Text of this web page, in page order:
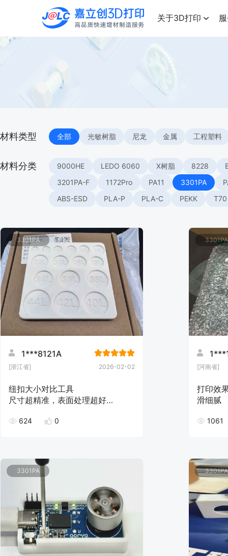
高品质快速增材制造服务
关于3D打印
材料类型 全部 光敏树脂 尼龙 金属 工程塑料
材料分类 9000HE LEDO 6060 X树脂 8228
3201PA-F
1172Pro PA11 3301PA
ABS-ESD
PLA-P PLA-C PEKK T70
3301PA
1***8121A
[浙江省] 2026-02-02
纽扣大小对比工具
尺寸超精准，表面处理超好
624 0
3301PA
[河南省]
打印效
滑细腻
1061
3301PA 3301PA